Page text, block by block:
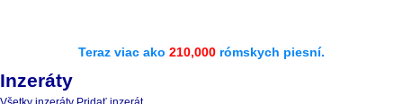
Teraz viac ako 210,000 rómskych piesní.
Inzeráty